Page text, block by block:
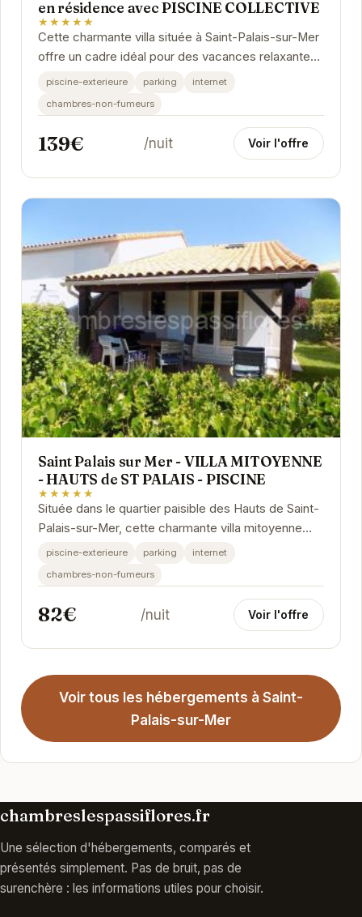
en résidence avec PISCINE COLLECTIVE
★★★★★
Cette charmante villa située à Saint-Palais-sur-Mer
offre un cadre idéal pour des vacances relaxantes.
Profitez de la piscine collective de la...
piscine-exterieure parking
internet
chambres-non-fumeurs
139€ /nuit Voir l'offre
Saint Palais sur Mer - VILLA MITOYENNE
- HAUTS de ST PALAIS - PISCINE
★★★★★
Située dans le quartier paisible des Hauts de Saint-
Palais-sur-Mer, cette charmante villa mitoyenne
offre le parfait équilibre entre confort et...
piscine-exterieure parking
internet
chambres-non-fumeurs
82€ /nuit Voir l'offre
Voir tous les hébergements à Saint-
Palais-sur-Mer
chambreslespassiflores.fr
Une sélection d'hébergements, comparés et
présentés simplement. Pas de bruit, pas de
surenchère : les informations utiles pour choisir.